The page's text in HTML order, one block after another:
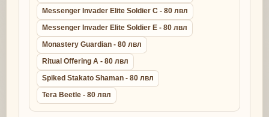
Messenger Invader Elite Soldier C - 80 лвл
Messenger Invader Elite Soldier E - 80 лвл
Monastery Guardian - 80 лвл
Ritual Offering A - 80 лвл
Spiked Stakato Shaman - 80 лвл
Tera Beetle - 80 лвл